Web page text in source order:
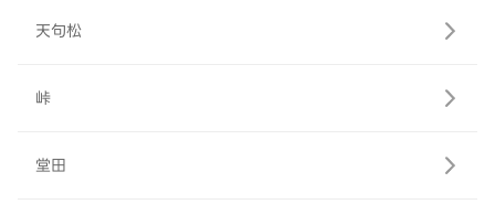
天句松
峠
堂田